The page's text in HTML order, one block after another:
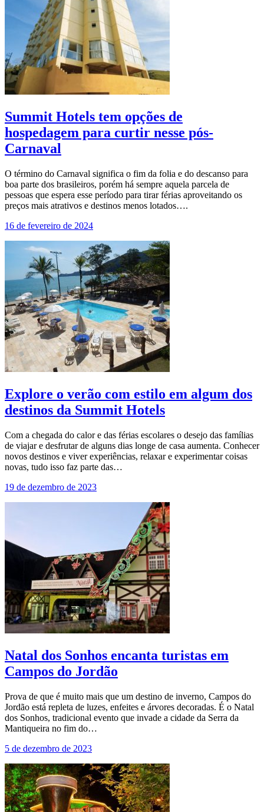
Summit Hotels tem opções de
hospedagem para curtir nesse pós-
Carnaval
O término do Carnaval significa o fim da folia e do descanso para
boa parte dos brasileiros, porém há sempre aquela parcela de
pessoas que espera esse período para tirar férias aproveitando os
preços mais atrativos e destinos menos lotados….
16 de fevereiro de 2024
Explore o verão com estilo em algum dos
destinos da Summit Hotels
Com a chegada do calor e das férias escolares o desejo das famílias
de viajar e desfrutar de alguns dias longe de casa aumenta. Conhecer
novos destinos e viver experiências, relaxar e experimentar coisas
novas, tudo isso faz parte das…
19 de dezembro de 2023
Natal dos Sonhos encanta turistas em
Campos do Jordão
Prova de que é muito mais que um destino de inverno, Campos do
Jordão está repleta de luzes, enfeites e árvores decoradas. É o Natal
dos Sonhos, tradicional evento que invade a cidade da Serra da
Mantiqueira no fim do…
5 de dezembro de 2023